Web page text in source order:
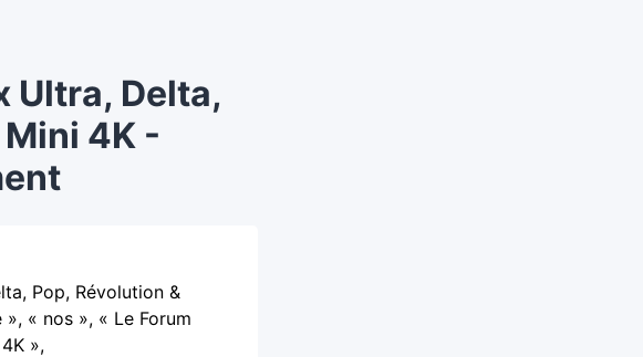
Ultra, Delta,
4K -
Pop, Révolution &
« nos », « Le Forum
»,